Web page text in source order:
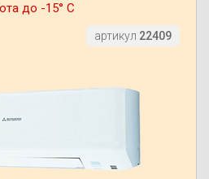
до -15° С
артикул 22409